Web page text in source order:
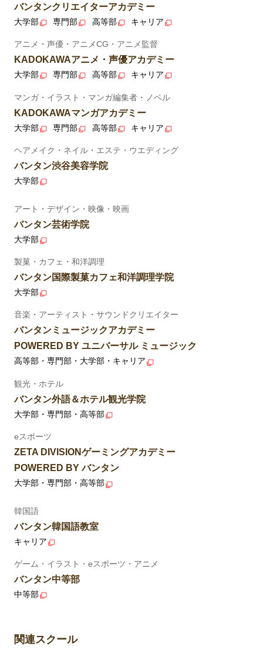
バンタンクリエイターアカデミー
大学部 専門部 高等部 キャリア
アニメ・声優・アニメCG・アニメ監督
KADOKAWAアニメ・声優アカデミー
大学部 専門部 高等部 キャリア
マンガ・イラスト・マンガ編集者・ノベル
KADOKAWAマンガアカデミー
大学部 専門部 高等部 キャリア
ヘアメイク・ネイル・エステ・ウエディング
バンタン渋谷美容学院
大学部
アート・デザイン・映像・映画
バンタン芸術学院
大学部
製菓・カフェ・和洋調理
バンタン国際製菓カフェ和洋調理学院
大学部
音楽・アーティスト・サウンドクリエイター
バンタンミュージックアカデミー
POWERED BY ユニバーサル ミュージック
高等部・専門部・大学部・キャリア
観光・ホテル
バンタン外語＆ホテル観光学院
大学部・専門部・高等部
eスポーツ
ZETA DIVISIONゲーミングアカデミー
POWERED BY バンタン
大学部・専門部・高等部
韓国語
バンタン韓国語教室
キャリア
ゲーム・イラスト・eスポーツ・アニメ
バンタン中等部
中等部
関連スクール